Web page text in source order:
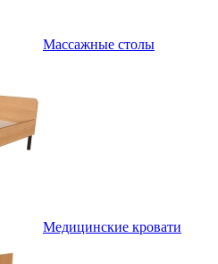
Массажные столы
Медицинские кровати